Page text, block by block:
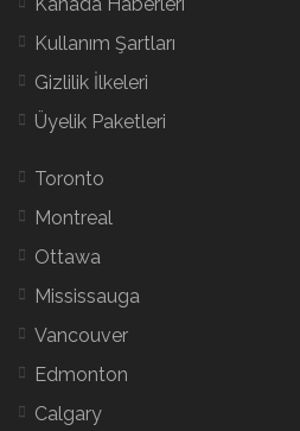
Kullanım Şartları
Gizlilik İlkeleri
Üyelik Paketleri
Toronto
Montreal
Ottawa
Mississauga
Vancouver
Edmonton
Calgary